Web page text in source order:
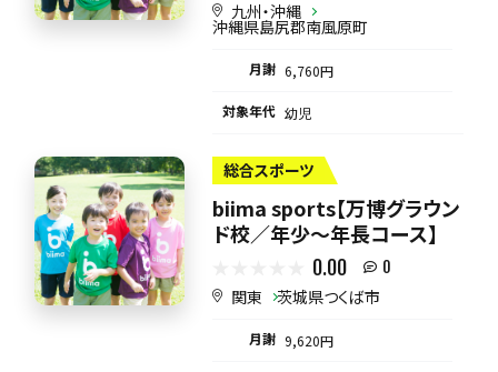
九州・沖縄
沖縄県島尻郡南風原町
月謝 6,760円
対象年代 幼児
総合スポーツ
biima sports【万博グラウン
ド校／年少～年長コース】
0.00 0
関東 茨城県つくば市
月謝 9,620円